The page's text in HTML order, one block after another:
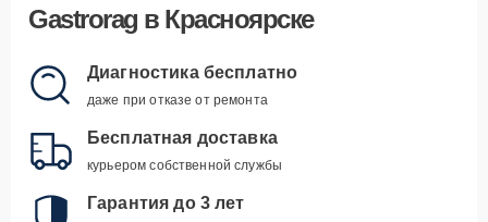
Gastrorag в Красноярске
Диагностика бесплатно
даже при отказе от ремонта
Бесплатная доставка
курьером собственной службы
Гарантия до 3 лет